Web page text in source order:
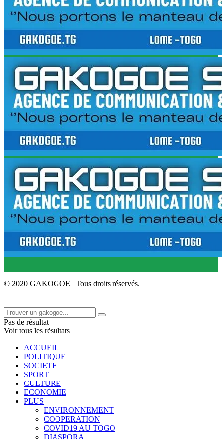
© 2020 GAKOGOE | Tous droits réservés.
Pas de résultat
Voir tous les résultats
ACCUEIL
POLITIQUE
SOCIETE
SPORT
CULTURE
ECONOMIE
PLUS
ENVIRONNEMENT
COOPERATION
COVID19 AU TOGO
DIASPORA